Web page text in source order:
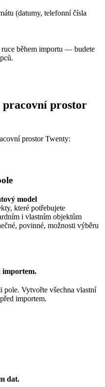
(datumy, telefonní čísla
během importu — budete
prostor
prostor Twenty:
model
které potřebujete
i vlastním objektům
povinné, možnosti výběru
importem.
Vytvořte všechna vlastní
importem.
dat.